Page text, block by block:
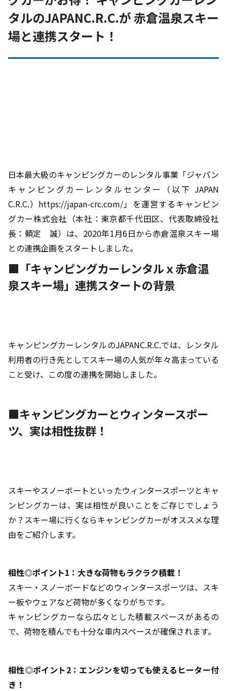
タルのJAPANC.R.C.が 赤倉温泉スキー
場と連携スタート！
日本最大級のキャンピングカーのレンタル事業「ジャパン
キャンピングカーレンタルセンター（以下 JAPAN
C.R.C.）https://japan-crc.com/」を運営するキャンピン
グカー株式会社（本社：東京都千代田区、代表取締役社
長：頼定 誠）は、2020年1月6日から赤倉温泉スキー場
との連携企画をスタートしました。
■「キャンピングカーレンタルｘ赤倉温
泉スキー場」連携スタートの背景
キャンピングカーレンタルのJAPANC.R.C.では、レンタル
利用者の行き先としてスキー場の人気が年々高まっている
こと受け、この度の連携を開始しました。
■キャンピングカーとウィンタースポー
ツ、実は相性抜群！
スキーやスノーボートといったウィンタースポーツとキャ
ンピングカーは、実は相性が良いことをご存じでしょう
か？スキー場に行くならキャンピングカーがオススメな理
由をご紹介します。
相性◎ポイント1：大きな荷物もラクラク積載！
スキー・スノーボードなどのウィンタースポーツは、スキ
ー板やウェアなど荷物が多くなりがちです。
キャンピングカーなら広々とした積載スペースがあるの
で、荷物を積んでも十分な車内スペースが確保されます。
相性◎ポイント2：エンジンを切っても使えるヒーター付
き！